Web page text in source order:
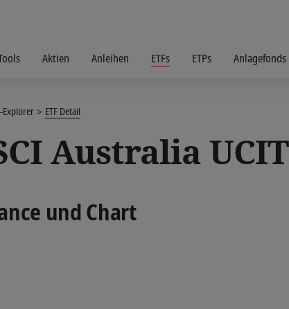
Aktien Anleihen ETFs ETPs Anlagefonds
Explorer ETF Detail
Australia
und Chart